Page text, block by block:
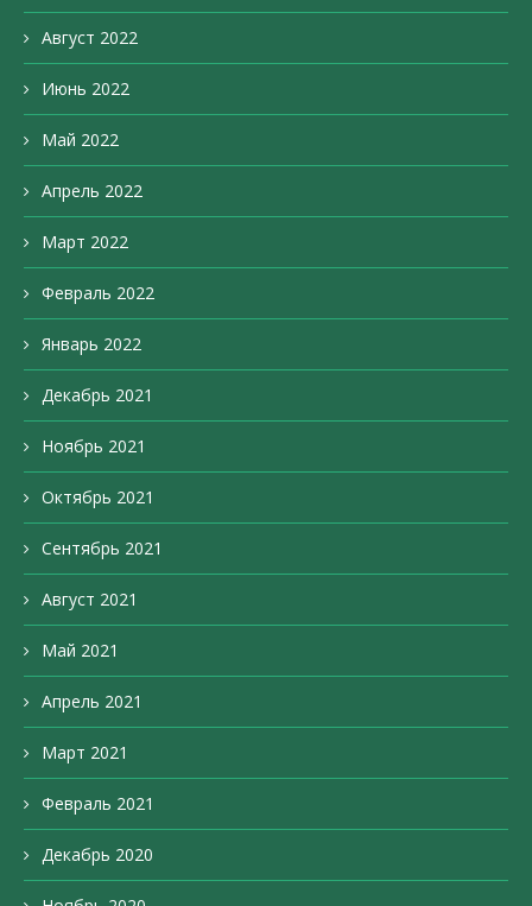
Август 2022
Июнь 2022
Май 2022
Апрель 2022
Март 2022
Февраль 2022
Январь 2022
Декабрь 2021
Ноябрь 2021
Октябрь 2021
Сентябрь 2021
Август 2021
Май 2021
Апрель 2021
Март 2021
Февраль 2021
Декабрь 2020